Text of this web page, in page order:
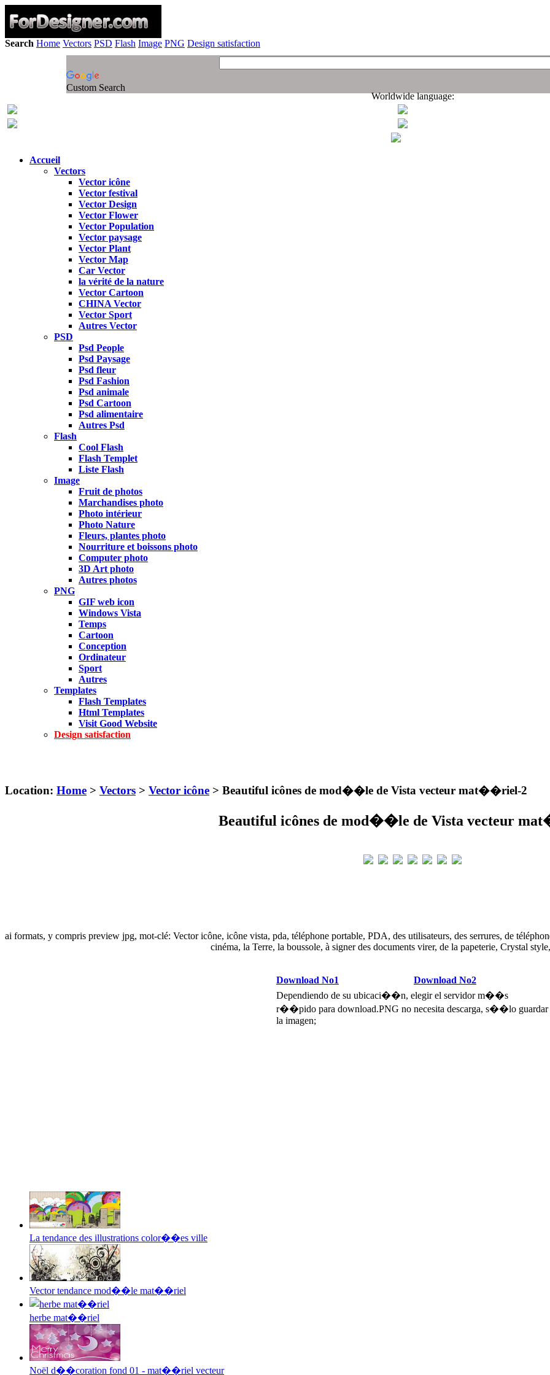
Search Home Vectors PSD Flash Image PNG Design satisfaction
Custom Search
Worldwide language:
Accueil
Vectors
Vector icône
Vector festival
Vector Design
Vector Flower
Vector Population
Vector paysage
Vector Plant
Vector Map
Car Vector
la vérité de la nature
Vector Cartoon
CHINA Vector
Vector Sport
Autres Vector
PSD
Psd People
Psd Paysage
Psd fleur
Psd Fashion
Psd animale
Psd Cartoon
Psd alimentaire
Autres Psd
Flash
Cool Flash
Flash Templet
Liste Flash
Image
Fruit de photos
Marchandises photo
Photo intérieur
Photo Nature
Fleurs, plantes photo
Nourriture et boissons photo
Computer photo
3D Art photo
Autres photos
PNG
GIF web icon
Windows Vista
Temps
Cartoon
Conception
Ordinateur
Sport
Autres
Templates
Flash Templates
Html Templates
Visit Good Website
Design satisfaction
Location: Home > Vectors > Vector icône > Beautiful icônes de mod��le de Vista vecteur mat��riel-2
Beautiful icônes de mod��le de Vista vecteur
ai formats, y compris preview jpg, mot-clé: Vector icône, icône vista, pda, téléphone portable, PDA, des utilisateurs, des serrures, de
cinéma, la Terre, la boussole, à signer des documents virer, de la papeterie, Crystal
Download No1
Download No2
Dependiendo de su ubicaci��n, elegir el servidor m��s
r��pido para download.PNG no necesita descarga, s��lo guardar
la imagen;
La tendance des illustrations color��es ville
Vector tendance mod��le mat��riel
herbe mat��riel
Noël d��coration fond 01 - mat��riel vecteur